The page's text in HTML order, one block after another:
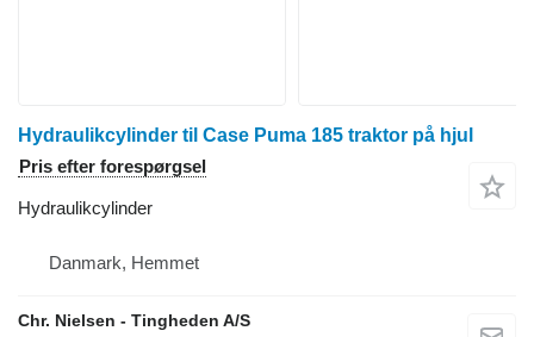
Hydraulikcylinder til Case Puma 185 traktor på hjul
Pris efter forespørgsel
Hydraulikcylinder
Danmark, Hemmet
Chr. Nielsen - Tingheden A/S